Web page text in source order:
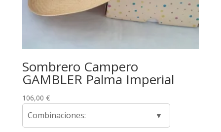
Sombrero Campero
GAMBLER Palma Imperial
106,00 €
Combinaciones: